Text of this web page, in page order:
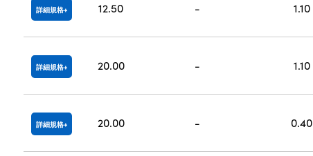
詳細規格 12.50 - 1.10
詳細規格 20.00 - 1.10
詳細規格 20.00 - 0.40